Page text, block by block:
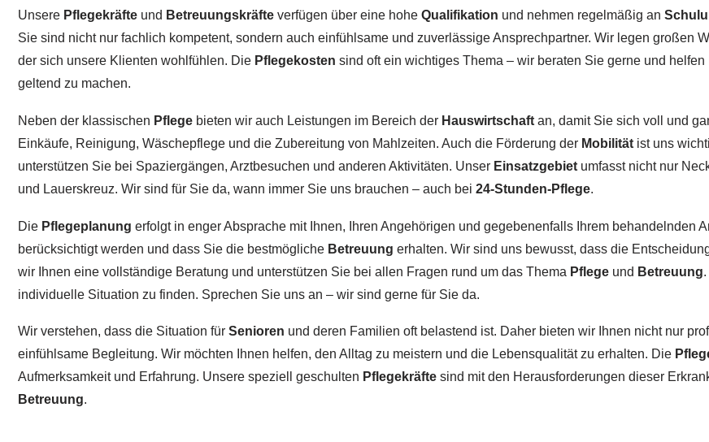
Unsere Pflegekräfte und Betreuungskräfte verfügen über eine hohe Qualifikation und nehmen regelmäßig an
Sie sind nicht nur fachlich kompetent, sondern auch einfühlsame und zuverlässige Ansprechpartner. Wir legen großen
der sich unsere Klienten wohlfühlen. Die Pflegekosten sind oft ein wichtiges Thema – wir beraten Sie gerne und
geltend zu machen.
Neben der klassischen Pflege bieten wir auch Leistungen im Bereich der Hauswirtschaft an, damit Sie sich voll und
Einkäufe, Reinigung, Wäschepflege und die Zubereitung von Mahlzeiten. Auch die Förderung der Mobilität ist uns
unterstützen Sie bei Spaziergängen, Arztbesuchen und anderen Aktivitäten. Unser Einsatzgebiet umfasst nicht nur
und Lauerskreuz. Wir sind für Sie da, wann immer Sie uns brauchen – auch bei 24-Stunden-Pflege.
Die Pflegeplanung erfolgt in enger Absprache mit Ihnen, Ihren Angehörigen und gegebenenfalls Ihrem behandelnden
berücksichtigt werden und dass Sie die bestmögliche Betreuung erhalten. Wir sind uns bewusst, dass die
wir Ihnen eine vollständige Beratung und unterstützen Sie bei allen Fragen rund um das Thema Pflege und Betreuung
individuelle Situation zu finden. Sprechen Sie uns an – wir sind gerne für Sie da.
Wir verstehen, dass die Situation für Senioren und deren Familien oft belastend ist. Daher bieten wir Ihnen nicht nur
einfühlsame Begleitung. Wir möchten Ihnen helfen, den Alltag zu meistern und die Lebensqualität zu erhalten. Die
Aufmerksamkeit und Erfahrung. Unsere speziell geschulten Pflegekräfte sind mit den Herausforderungen dieser
Betreuung.